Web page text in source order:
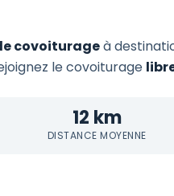
covoiturageà
le covoiturage
12 km
DISTANCE MOYENNE